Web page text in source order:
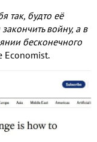
так, будто её
войну, а в
бесконечного
Economist.